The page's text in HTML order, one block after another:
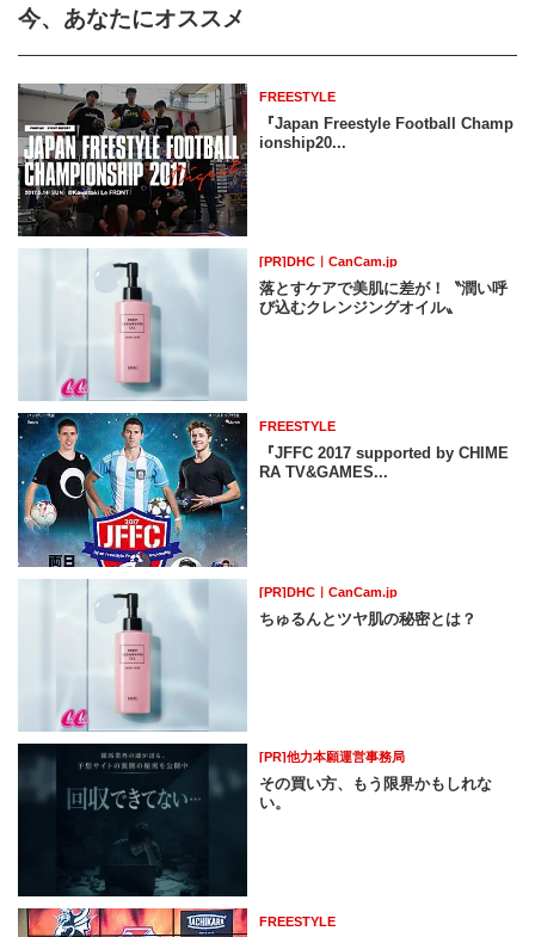
今、あなたにオススメ
FREESTYLE
『Japan Freestyle Football Champ
ionship20...
[PR]DHC｜CanCam.jp
落とすケアで美肌に差が！〝潤い呼
び込むクレンジングオイル〟
FREESTYLE
『JFFC 2017 supported by CHIME
RA TV&GAMES...
[PR]DHC｜CanCam.jp
ちゅるんとツヤ肌の秘密とは？
[PR]他力本願運営事務局
その買い方、もう限界かもしれな
い。
FREESTYLE